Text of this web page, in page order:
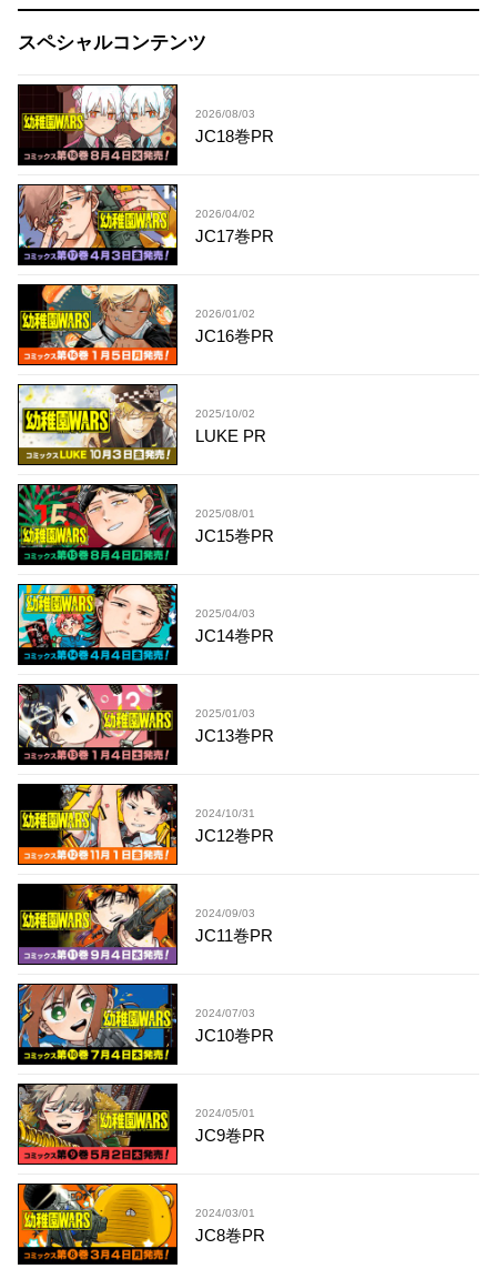
スペシャルコンテンツ
2026/08/03
JC18巻PR
2026/04/02
JC17巻PR
2026/01/02
JC16巻PR
2025/10/02
LUKE PR
2025/08/01
JC15巻PR
2025/04/03
JC14巻PR
2025/01/03
JC13巻PR
2024/10/31
JC12巻PR
2024/09/03
JC11巻PR
2024/07/03
JC10巻PR
2024/05/01
JC9巻PR
2024/03/01
JC8巻PR